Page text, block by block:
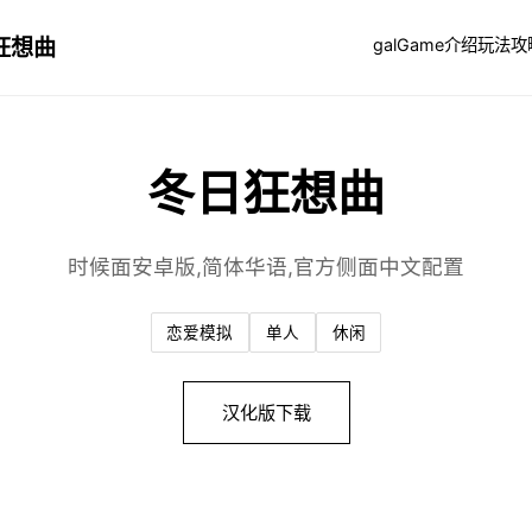
想曲 galGame介绍玩法攻
冬日狂想曲
时候面安卓版,简体华语,官方侧面中文配置
恋爱模拟 单人 休闲
汉化版下载